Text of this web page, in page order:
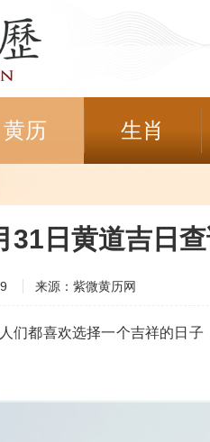
黄历 生肖
31日黄道吉日
来源：紫微黄历网
都喜欢选择一个吉祥的日子